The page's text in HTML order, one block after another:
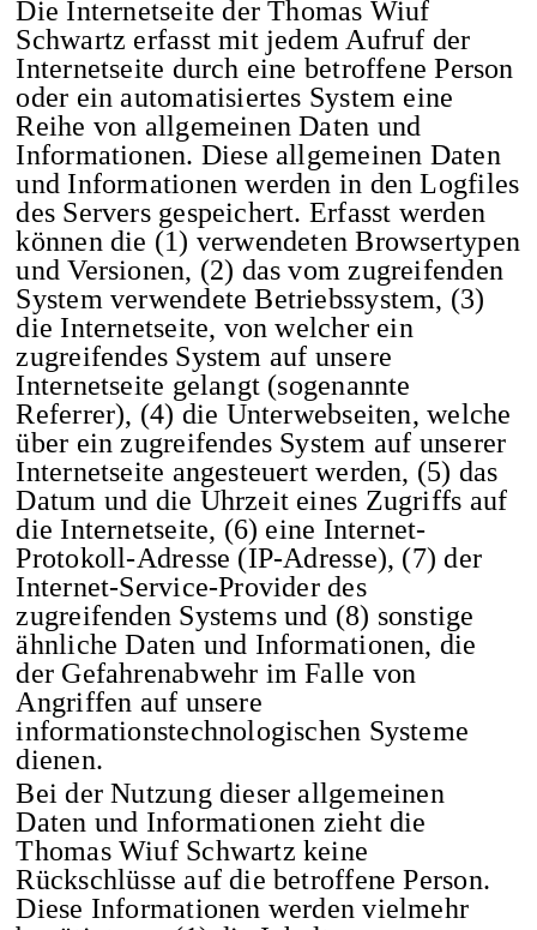
Die Internetseite der Thomas Wiuf
Schwartz erfasst mit jedem Aufruf der
Internetseite durch eine betroffene Person
oder ein automatisiertes System eine
Reihe von allgemeinen Daten und
Informationen. Diese allgemeinen Daten
und Informationen werden in den Logfiles
des Servers gespeichert. Erfasst werden
können die (1) verwendeten Browsertypen
und Versionen, (2) das vom zugreifenden
System verwendete Betriebssystem, (3)
die Internetseite, von welcher ein
zugreifendes System auf unsere
Internetseite gelangt (sogenannte
Referrer), (4) die Unterwebseiten, welche
über ein zugreifendes System auf unserer
Internetseite angesteuert werden, (5) das
Datum und die Uhrzeit eines Zugriffs auf
die Internetseite, (6) eine Internet-
Protokoll-Adresse (IP-Adresse), (7) der
Internet-Service-Provider des
zugreifenden Systems und (8) sonstige
ähnliche Daten und Informationen, die
der Gefahrenabwehr im Falle von
Angriffen auf unsere
informationstechnologischen Systeme
dienen.
Bei der Nutzung dieser allgemeinen
Daten und Informationen zieht die
Thomas Wiuf Schwartz keine
Rückschlüsse auf die betroffene Person.
Diese Informationen werden vielmehr